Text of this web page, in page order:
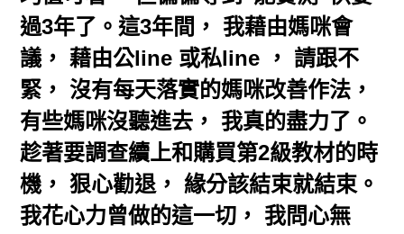
過3年了。這3年間， 我藉由媽咪會
議， 藉由公line 或私line ， 請跟不
緊， 沒有每天落實的媽咪改善作法，
有些媽咪沒聽進去， 我真的盡力了。
趁著要調查續上和購買第2級教材的時
機， 狠心勸退， 緣分該結束就結束。
我花心力曾做的這一切， 我問心無